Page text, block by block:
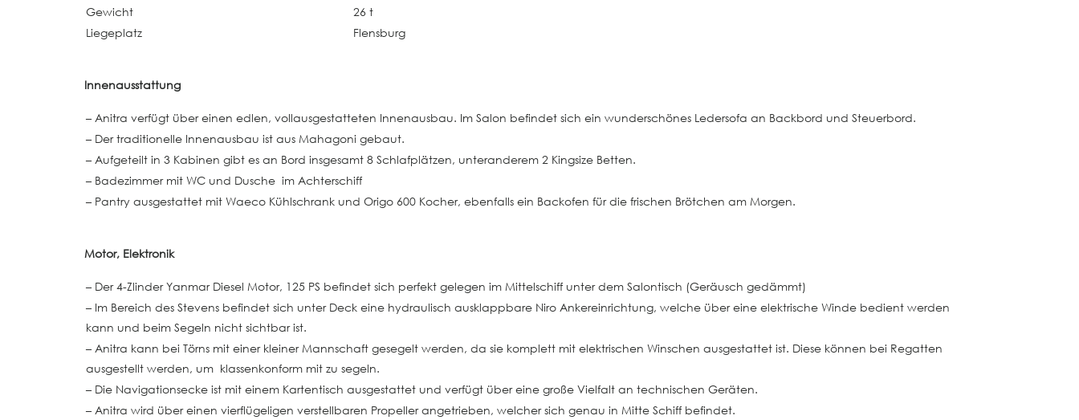
Gewicht
26 t
Liegeplatz
Flensburg
Innenausstattung
– Anitra verfügt über einen edlen, vollausgestatteten Innenausbau. Im Salon befindet sich ein wunderschönes Ledersofa an Backbord und Steuerbord.
– Der traditionelle Innenausbau ist aus Mahagoni gebaut.
– Aufgeteilt in 3 Kabinen gibt es an Bord insgesamt 8 Schlafplätzen, unteranderem 2 Kingsize Betten.
– Badezimmer mit WC und Dusche im Achterschiff
– Pantry ausgestattet mit Waeco Kühlschrank und Origo 600 Kocher, ebenfalls ein Backofen für die frischen Brötchen am Morgen.
Motor, Elektronik
– Der 4-Zlinder Yanmar Diesel Motor, 125 PS befindet sich perfekt gelegen im Mittelschiff unter dem Salontisch (Geräusch gedämmt)
– Im Bereich des Stevens befindet sich unter Deck eine hydraulisch ausklappbare Niro Ankereinrichtung, welche über eine elektrische Winde bedient werden
kann und beim Segeln nicht sichtbar ist.
– Anitra kann bei Törns mit einer kleiner Mannschaft gesegelt werden, da sie komplett mit elektrischen Winschen ausgestattet ist. Diese können bei Regatten
ausgestellt werden, um klassenkonform mit zu segeln.
– Die Navigationsecke ist mit einem Kartentisch ausgestattet und verfügt über eine große Vielfalt an technischen Geräten.
– Anitra wird über einen vierflügeligen verstellbaren Propeller angetrieben, welcher sich genau in Mitte Schiff befindet.